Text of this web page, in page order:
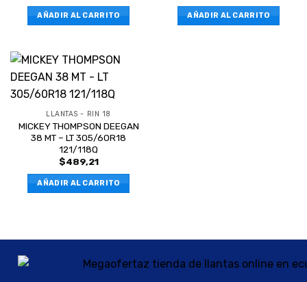
AÑADIR AL CARRITO AÑADIR AL CARRITO
LLANTAS - RIN 18
MICKEY THOMPSON DEEGAN
38 MT – LT 305/60R18
121/118Q
$489,21
AÑADIR AL CARRITO